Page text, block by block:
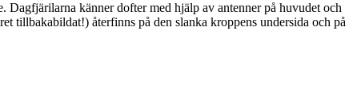
Dagfjärilarna känner dofter med hjälp av antenner på huvudet och
tillbakabildat!) återfinns på den slanka kroppens undersida och på